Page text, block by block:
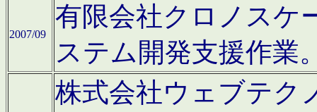
2007/09
有限会社クロノスケ
ステム開発支援作業
株式会社ウェブテク